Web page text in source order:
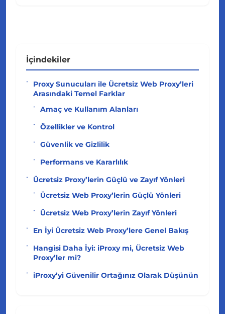
İçindekiler
Proxy Sunucuları ile Ücretsiz Web Proxy’leri
Arasındaki Temel Farklar
Amaç ve Kullanım Alanları
Özellikler ve Kontrol
Güvenlik ve Gizlilik
Performans ve Kararlılık
Ücretsiz Proxy’lerin Güçlü ve Zayıf Yönleri
Ücretsiz Web Proxy’lerin Güçlü Yönleri
Ücretsiz Web Proxy’lerin Zayıf Yönleri
En İyi Ücretsiz Web Proxy’lere Genel Bakış
Hangisi Daha İyi: iProxy mi, Ücretsiz Web
Proxy’ler mi?
iProxy’yi Güvenilir Ortağınız Olarak Düşünün